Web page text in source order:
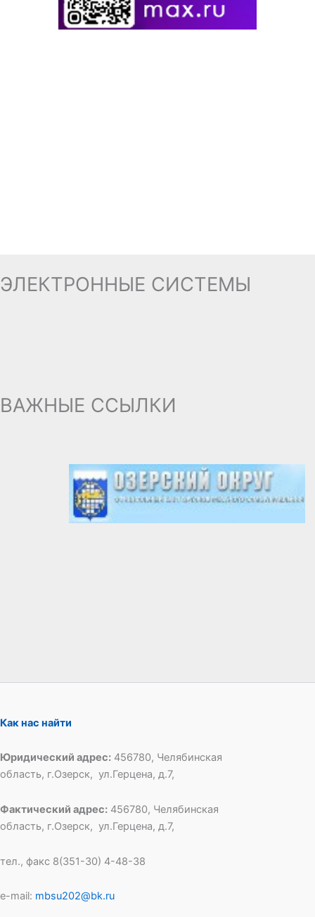
ЭЛЕКТРОННЫЕ СИСТЕМЫ
ВАЖНЫЕ ССЫЛКИ
Как нас найти
Юридический адрес: 456780, Челябинская
область, г.Озерск, ул.Герцена, д.7,
Фактический адрес: 456780, Челябинская
область, г.Озерск, ул.Герцена, д.7,
тел., факс 8(351-30) 4-48-38
e-mail: mbsu202@bk.ru